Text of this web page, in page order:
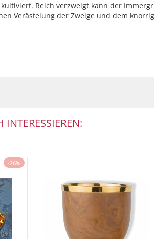
Reich verzweigt kann der
Verästelung der Zweige und dem
-26%